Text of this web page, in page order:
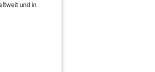
und in